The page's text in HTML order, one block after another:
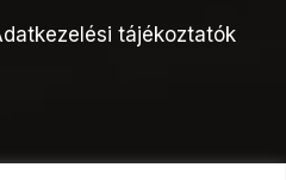
tájékoztatók